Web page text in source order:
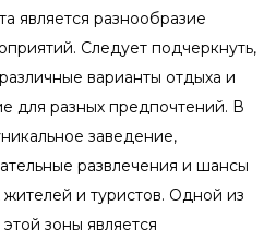
является разнообразие
Следует подчеркнуть,
варианты отдыха и
для разных предпочтений. В
заведение,
развлечения и шансы
и туристов. Одной из
зоны является